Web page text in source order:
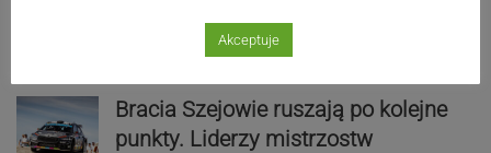
Bracia Szejowie ruszają po kolejne
punkty. Liderzy mistrzostw
Akceptuje